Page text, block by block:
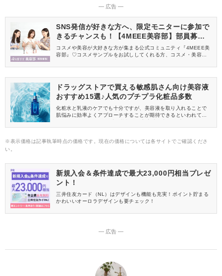
― 広告 ―
SNS発信が好きな方へ、限定モニターに参加で
きるチャンスも！【4MEEE美容部】部員募集
中
コスメや美容が大好きな方が集まる公式コミュニティ『4MEEE美
容部』♡コスメサンプルをお試ししてくれる方、コスメ・美容情報
ドラッグストアで買える敏感肌さん向け美容液
おすすめ15選♪人気のプチプラ化粧品多数
化粧水と乳液のケアでも十分ですが、美容液を取り入れることで
肌悩みに効率よくアプローチすることが期待できるといわれてい
こともありますよね。 そこで今回は、ドラッグストアで買える敏
※表示価格は記事執筆時点の価格です。現在の価格については各サイトでご確認くださ
い。
新規入会＆条件達成で最大23,000円相当プレゼ
ント！
三井住友カード（NL）はデザインも機能も充実！ポイント貯まる
かわいいオーロラデザインも要チェック！
― 広告 ―